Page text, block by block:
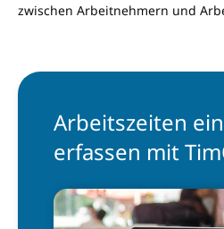
zwischen Arbeitnehmern und
Arbeitszeiten
erfassen mit